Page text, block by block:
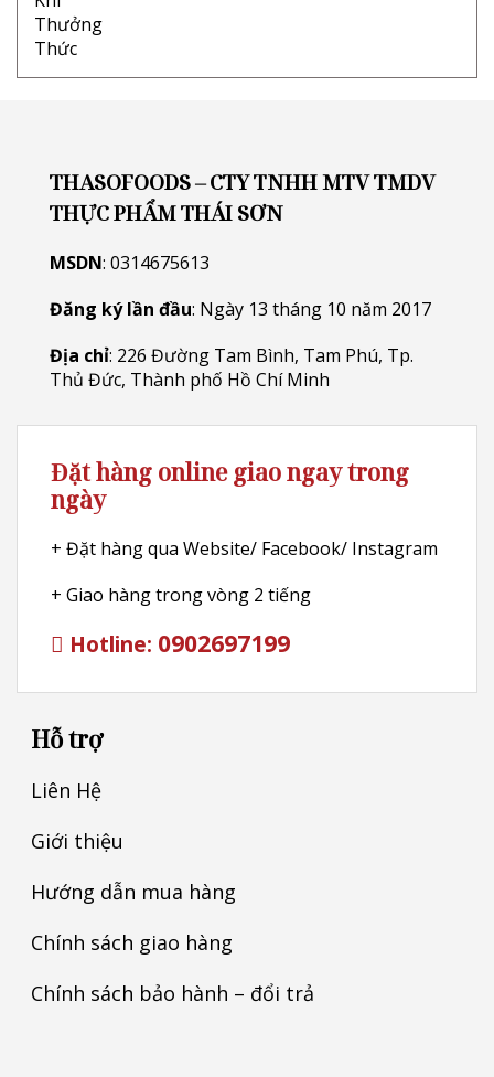
THASOFOODS – CTY TNHH MTV TMDV
THỰC PHẨM THÁI SƠN
MSDN: 0314675613
Đăng ký lần đầu: Ngày 13 tháng 10 năm 2017
Địa chỉ: 226 Đường Tam Bình, Tam Phú, Tp.
Thủ Đức, Thành phố Hồ Chí Minh
Đặt hàng online giao ngay trong
ngày
+ Đặt hàng qua Website/ Facebook/ Instagram
+ Giao hàng trong vòng 2 tiếng
Hotline: 0902697199
Hỗ trợ
Liên Hệ
Giới thiệu
Hướng dẫn mua hàng
Chính sách giao hàng
Chính sách bảo hành – đổi trả